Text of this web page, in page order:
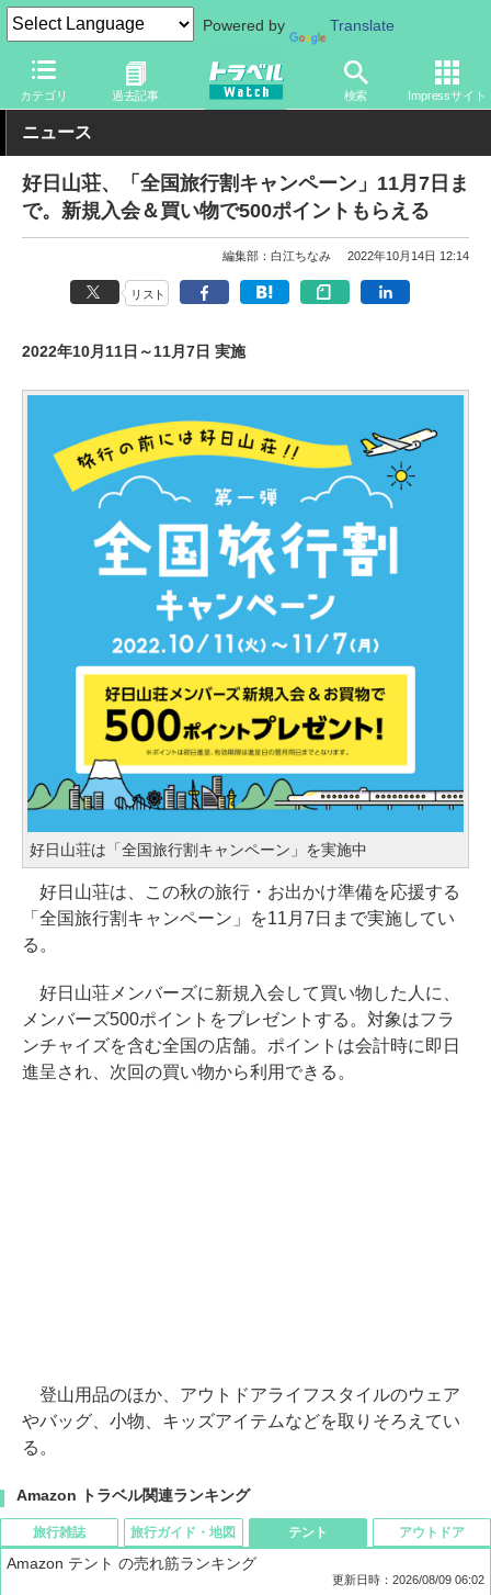
Powered by Translate
カテゴリ 過去記事 検索 Impressサイト
トラベル Watch 旅の情報 目的 アウトドア
ニュース
好日山荘、「全国旅行割キャンペーン」11月7日ま
で。新規入会＆買い物で500ポイントもらえる
編集部：白江ちなみ 2022年10月14日 12:14
リスト
2022年10月11日～11月7日 実施
好日山荘は「全国旅行割キャンペーン」を実施中
好日山荘は、この秋の旅行・お出かけ準備を応援する
「全国旅行割キャンペーン」を11月7日まで実施してい
る。
好日山荘メンバーズに新規入会して買い物した人に、
メンバーズ500ポイントをプレゼントする。対象はフラ
ンチャイズを含む全国の店舗。ポイントは会計時に即日
進呈され、次回の買い物から利用できる。
登山用品のほか、アウトドアライフスタイルのウェア
やバッグ、小物、キッズアイテムなどを取りそろえてい
る。
Amazon トラベル関連ランキング
旅行雑誌 旅行ガイド・地図 テント
Amazon テント の売れ筋ランキング
更新日時：2026/08/09 06:02
アウトドア